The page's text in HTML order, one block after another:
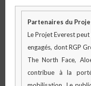
Partenaires du
Le Projet Everest
engagés, dont RGP
The North Face,
contribue à la